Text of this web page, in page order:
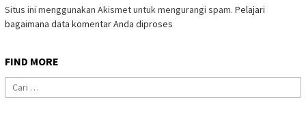
Situs ini menggunakan Akismet untuk mengurangi spam. Pelajari
bagaimana data komentar Anda diproses
FIND MORE
Cari
untuk: